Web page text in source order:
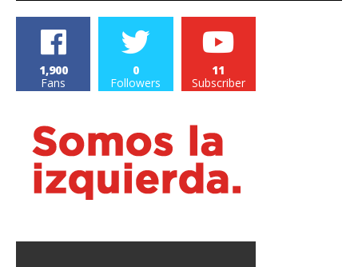
1,900
Fans
0
Followers
11
Subscriber